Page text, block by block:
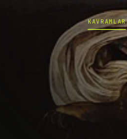
KAVRAMLAR